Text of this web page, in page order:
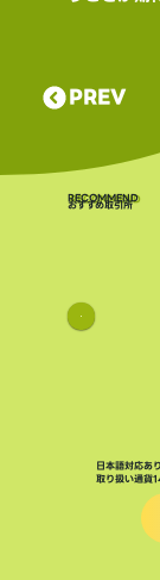
PREV
​RECOMMEND
おすすめ取引所
日本語対応あり
取り扱い通貨